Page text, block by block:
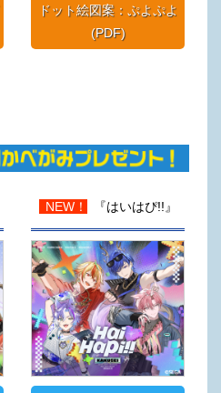
ドット絵図案：ぷよぷよ
(PDF)
NEW！ 『はいはぴ!!』